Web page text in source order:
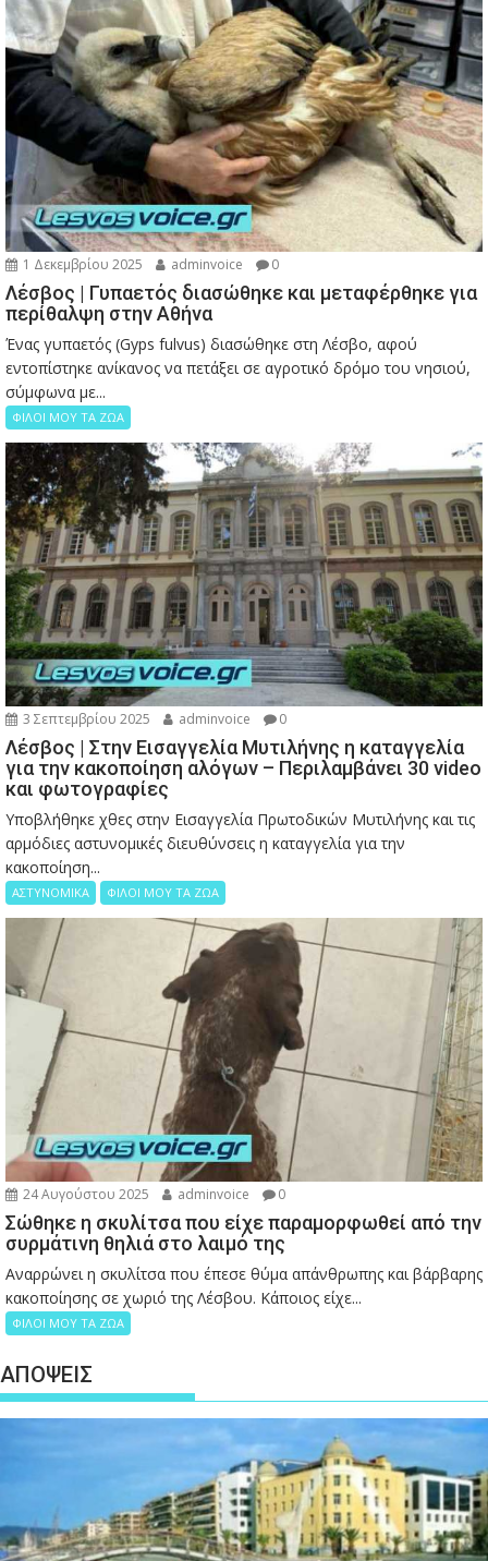
1 Δεκεμβρίου 2025 adminvoice 0
Λέσβος | Γυπαετός διασώθηκε και μεταφέρθηκε για
περίθαλψη στην Αθήνα
Ένας γυπαετός (Gyps fulvus) διασώθηκε στη Λέσβο, αφού
εντοπίστηκε ανίκανος να πετάξει σε αγροτικό δρόμο του νησιού,
σύμφωνα με...
ΦΙΛΟΙ ΜΟΥ ΤΑ ΖΩΑ
3 Σεπτεμβρίου 2025 adminvoice 0
Λέσβος | Στην Εισαγγελία Μυτιλήνης η καταγγελία
για την κακοποίηση αλόγων – Περιλαμβάνει 30 video
και φωτογραφίες
Υποβλήθηκε χθες στην Εισαγγελία Πρωτοδικών Μυτιλήνης και τις
αρμόδιες αστυνομικές διευθύνσεις η καταγγελία για την
κακοποίηση...
ΑΣΤΥΝΟΜΙΚΑ ΦΙΛΟΙ ΜΟΥ ΤΑ ΖΩΑ
24 Αυγούστου 2025 adminvoice 0
Σώθηκε η σκυλίτσα που είχε παραμορφωθεί από την
συρμάτινη θηλιά στο λαιμό της
Αναρρώνει η σκυλίτσα που έπεσε θύμα απάνθρωπης και βάρβαρης
κακοποίησης σε χωριό της Λέσβου. Κάποιος είχε...
ΦΙΛΟΙ ΜΟΥ ΤΑ ΖΩΑ
ΑΠΟΨΕΙΣ